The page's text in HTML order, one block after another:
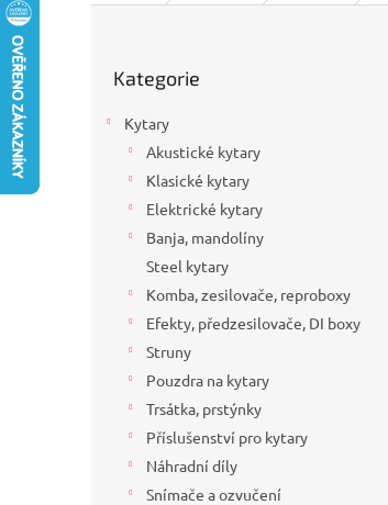
kategorie
Kategorie
Kytary
Akustické kytary
Klasické kytary
Elektrické kytary
Banja, mandolíny
Steel kytary
Komba, zesilovače, reproboxy
Efekty, předzesilovače, DI boxy
Struny
Pouzdra na kytary
Trsátka, prstýnky
Příslušenství pro kytary
Náhradní díly
Snímače a ozvučení